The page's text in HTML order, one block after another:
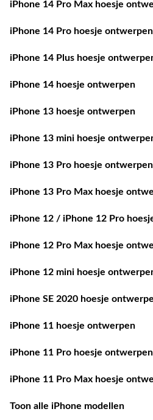
iPhone 14 Pro Max hoesje
iPhone 14 Pro hoesje ontwerpen
iPhone 14 Plus hoesje
iPhone 14 hoesje ontwerpen
iPhone 13 hoesje ontwerpen
iPhone 13 mini hoesje
iPhone 13 Pro hoesje ontwerpen
iPhone 13 Pro Max hoesje
iPhone 12 / iPhone 12 Pro
iPhone 12 Pro Max hoesje
iPhone 12 mini hoesje
iPhone SE 2020 hoesje
iPhone 11 hoesje ontwerpen
iPhone 11 Pro hoesje ontwerpen
iPhone 11 Pro Max hoesje
Toon alle iPhone modellen